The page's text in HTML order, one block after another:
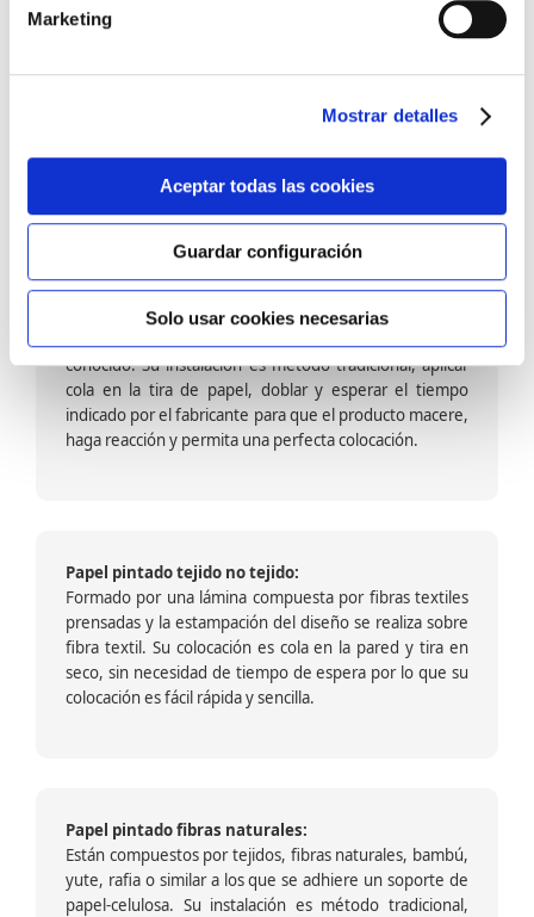
Marketing
Mostrar detalles
Aceptar todas las cookies
Guardar configuración
Solo usar cookies necesarias
barniz multiadherente en base agua. En zonas de
fuegos, se recomienda proteger con placas, silestone,
dado que el frotar en exceso dañaría el papel. Su
colocación es cola en la pared y tira en seco, sin
colocación es fácil rápida y sencilla.
Papel pintado calidad papel:
Formado por una capa de papel sobre un soporte de
conocido. Su instalación es método tradicional, aplicar
cola en la tira de papel, doblar y esperar el tiempo
indicado por el fabricante para que el producto macere,
haga reacción y permita una perfecta colocación.
Papel pintado tejido no tejido:
Formado por una lámina compuesta por fibras textiles
prensadas y la estampación del diseño se realiza sobre
fibra textil. Su colocación es cola en la pared y tira en
seco, sin necesidad de tiempo de espera por lo que su
colocación es fácil rápida y sencilla.
Papel pintado fibras naturales:
Están compuestos por tejidos, fibras naturales, bambú,
yute, rafia o similar a los que se adhiere un soporte de
papel-celulosa. Su instalación es método tradicional,